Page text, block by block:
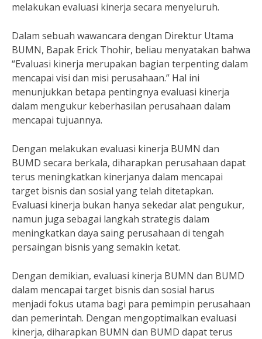
melakukan evaluasi kinerja secara menyeluruh.
Dalam sebuah wawancara dengan Direktur Utama
BUMN, Bapak Erick Thohir, beliau menyatakan bahwa
“Evaluasi kinerja merupakan bagian terpenting dalam
mencapai visi dan misi perusahaan.” Hal ini
menunjukkan betapa pentingnya evaluasi kinerja
dalam mengukur keberhasilan perusahaan dalam
mencapai tujuannya.
Dengan melakukan evaluasi kinerja BUMN dan
BUMD secara berkala, diharapkan perusahaan dapat
terus meningkatkan kinerjanya dalam mencapai
target bisnis dan sosial yang telah ditetapkan.
Evaluasi kinerja bukan hanya sekedar alat pengukur,
namun juga sebagai langkah strategis dalam
meningkatkan daya saing perusahaan di tengah
persaingan bisnis yang semakin ketat.
Dengan demikian, evaluasi kinerja BUMN dan BUMD
dalam mencapai target bisnis dan sosial harus
menjadi fokus utama bagi para pemimpin perusahaan
dan pemerintah. Dengan mengoptimalkan evaluasi
kinerja, diharapkan BUMN dan BUMD dapat terus